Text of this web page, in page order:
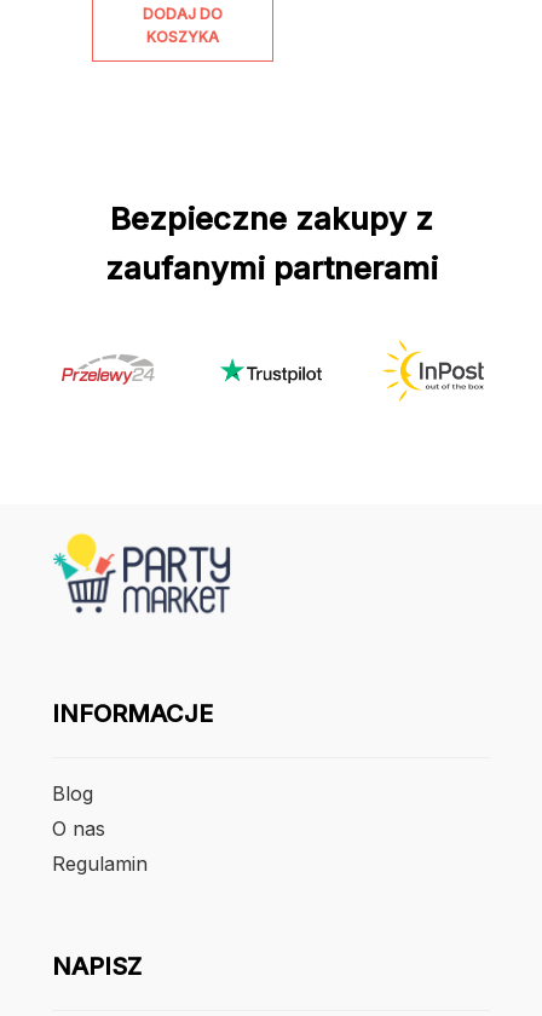
DODAJ DO
KOSZYKA
Bezpieczne zakupy z
zaufanymi partnerami
INFORMACJE
Blog
O nas
Regulamin
NAPISZ